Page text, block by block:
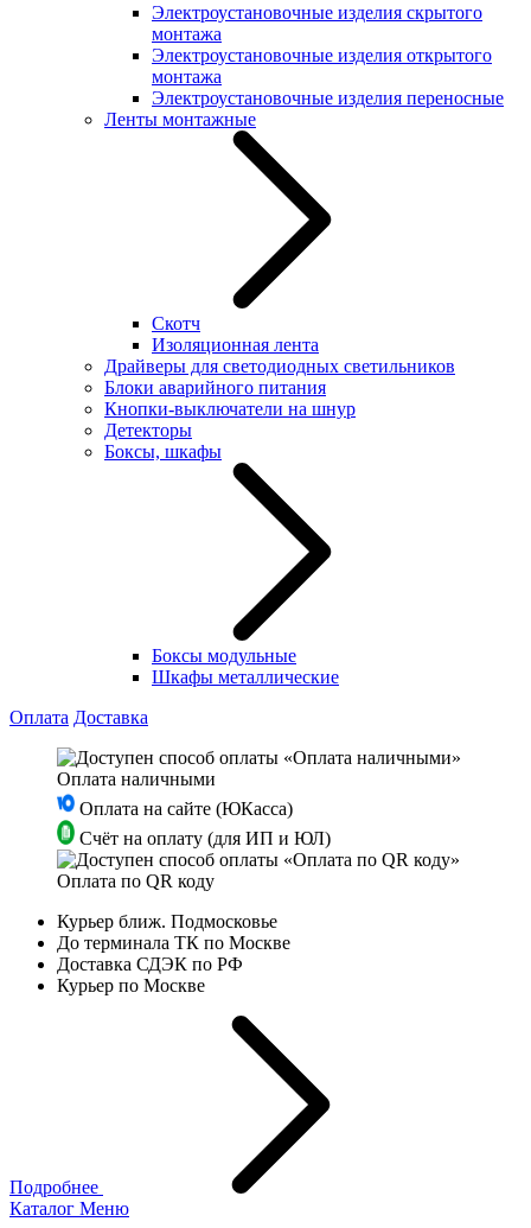
Электроустановочные изделия скрытого
монтажа
Электроустановочные изделия открытого
монтажа
Электроустановочные изделия переносные
Ленты монтажные
Скотч
Изоляционная лента
Драйверы для светодиодных светильников
Блоки аварийного питания
Кнопки-выключатели на шнур
Детекторы
Боксы, шкафы
Боксы модульные
Шкафы металлические
Оплата Доставка
Оплата наличными
Оплата на сайте (ЮКасса)
Счёт на оплату (для ИП и ЮЛ)
Оплата по QR коду
Курьер ближ. Подмосковье
До терминала ТК по Москве
Доставка СДЭК по РФ
Курьер по Москве
Подробнее
Каталог Меню